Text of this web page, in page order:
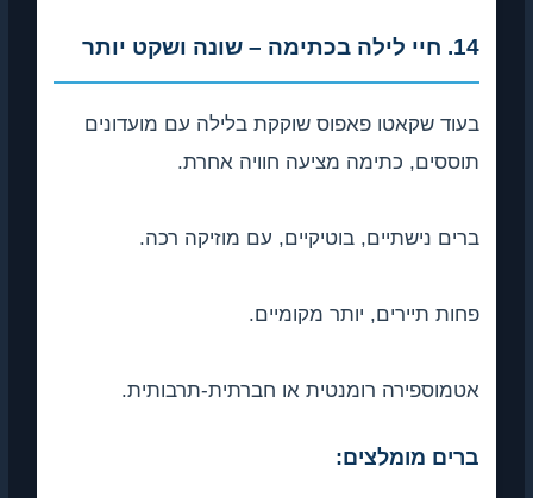
14. חיי לילה בכתימה – שונה ושקט יותר
בעוד שקאטו פאפוס שוקקת בלילה עם מועדונים
תוססים, כתימה מציעה חוויה אחרת.
ברים נישתיים, בוטיקיים, עם מוזיקה רכה.
פחות תיירים, יותר מקומיים.
אטמוספירה רומנטית או חברתית-תרבותית.
ברים מומלצים: